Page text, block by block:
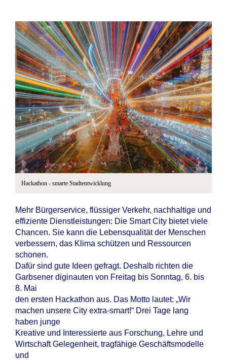
Hackathon - smarte Stadtentwicklung
Mehr Bürgerservice, flüssiger Verkehr, nachhaltige und
effiziente Dienstleistungen: Die Smart City bietet viele
Chancen. Sie kann die Lebensqualität der Menschen
verbessern, das Klima schützen und Ressourcen
schonen.
Dafür sind gute Ideen gefragt. Deshalb richten die
Garbsener diginauten von Freitag bis Sonntag, 6. bis
8. Mai
den ersten Hackathon aus. Das Motto lautet: „Wir
machen unsere City extra-smart!“ Drei Tage lang
haben junge
Kreative und Interessierte aus Forschung, Lehre und
Wirtschaft Gelegenheit, tragfähige Geschäftsmodelle
und